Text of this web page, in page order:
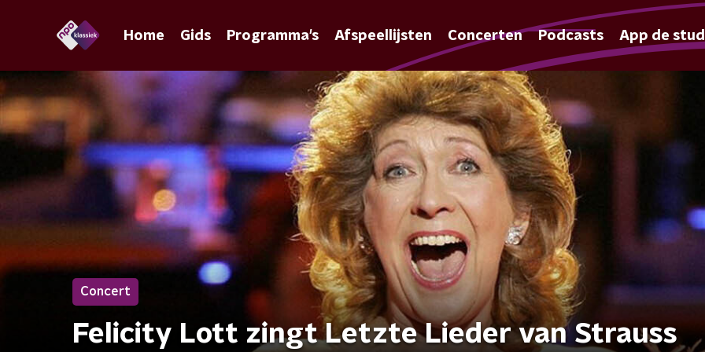
Home Gids Programma's Afspeellijsten Concerten Podcasts App de
Concert
Felicity Lott zingt Letzte Lieder van Strauss